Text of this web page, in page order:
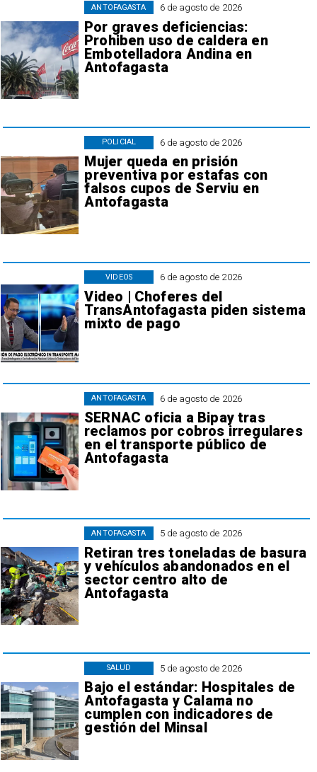
6 de agosto de 2026
Por graves deficiencias:
Prohiben uso de caldera en
Embotelladora Andina en
Antofagasta
ANTOFAGASTA
6 de agosto de 2026
Mujer queda en prisión
preventiva por estafas con
falsos cupos de Serviu en
Antofagasta
POLICIAL
6 de agosto de 2026
Video | Choferes del
TransAntofagasta piden sistema
mixto de pago
VIDEOS
6 de agosto de 2026
SERNAC oficia a Bipay tras
reclamos por cobros irregulares
en el transporte público de
Antofagasta
ANTOFAGASTA
5 de agosto de 2026
Retiran tres toneladas de basura
y vehículos abandonados en el
sector centro alto de
Antofagasta
ANTOFAGASTA
5 de agosto de 2026
Bajo el estándar: Hospitales de
Antofagasta y Calama no
cumplen con indicadores de
gestión del Minsal
SALUD